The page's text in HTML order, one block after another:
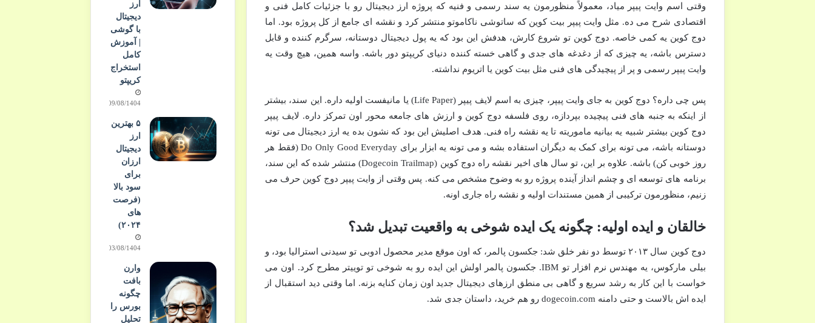
وقتی اسم وایت پیپر میاد، معمولاً منظورمون یه سند رسمی و فنیه که پروژه ارز دیجیتال رو با جزئیات کامل فنی و
اقتصادی شرح می ده. مثل وایت پیپر بیت کوین که ساتوشی ناکاموتو منتشر کرد و نقشه ای جامع از کل پروژه بود. اما
دوج کوین یه کمی خاصه. دوج کوین تو شروع کارش، هدفش این بود که یه پول دیجیتال دوستانه، سرگرم کننده و قابل
دسترس باشه، یه چیزی که از دغدغه های جدی و گاهی خسته کننده دنیای کریپتو دور باشه. واسه همین، هیچ وقت یه
وایت پیپر رسمی و پر از پیچیدگی های فنی مثل بیت کوین یا اتریوم نداشته.
پس چی داره؟ دوج کوین به جای وایت پیپر، چیزی به اسم لایف پیپر (Life Paper) یا مانیفست اولیه داره. این سند، بیشتر
از اینکه به جنبه های فنی پیچیده بپردازه، روی فلسفه دوج کوین و ارزش های جامعه محور اون تمرکز داره. لایف پیپر
دوج کوین بیشتر شبیه یه بیانیه ماموریته تا یه نقشه راه فنی. هدف اصلیش این بود که نشون بده یه ارز دیجیتال می تونه
دوستانه باشه، می تونه برای کمک به دیگران استفاده بشه و می تونه یه ابزار برای Do Only Good Everyday (فقط هر
روز خوبی کن) باشه. علاوه بر این، تو سال های اخیر نقشه راه دوج کوین (Dogecoin Trailmap) منتشر شده که این سند،
برنامه های توسعه ای و چشم انداز آینده پروژه رو به وضوح مشخص می کنه. پس وقتی از وایت پیپر دوج کوین حرف می
زنیم، منظورمون ترکیبی از همین مستندات اولیه و نقشه راه جاری اونه.
خالقان و ایده اولیه: چگونه یک ایده شوخی به واقعیت تبدیل شد؟
دوج کوین سال ۲۰۱۳ توسط دو نفر خلق شد: جکسون پالمر، که اون موقع مدیر محصول ادوبی تو سیدنی استرالیا بود، و
بیلی مارکوس، یه مهندس نرم افزار تو IBM. جکسون پالمر اولش این ایده رو به شوخی تو توییتر مطرح کرد. اون می
خواست با این کار به رشد سریع و گاهی بی منطق ارزهای دیجیتال جدید اون زمان کنایه بزنه. اما وقتی دید استقبال از
ایده اش بالاست و حتی دامنه dogecoin.com رو هم خرید، داستان جدی شد.
ارز
دیجیتال
با گوشی
| آموزش
کامل
استخراج
کریپتو
09/08/1404
۵ بهترین
ارز
دیجیتال
ارزان
برای
سود بالا
(فرصت
های
۲۰۲۴)
03/08/1404
وارن
بافت
چگونه
بورس را
تحلیل